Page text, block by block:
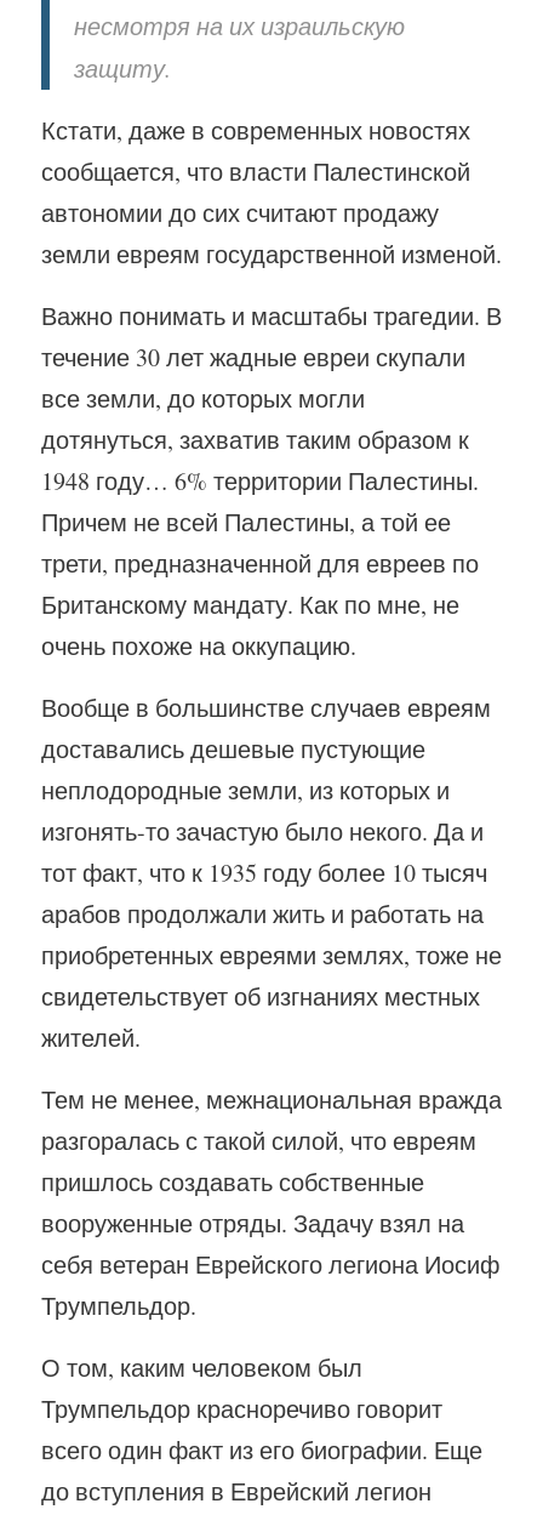
несмотря на их израильскую
защиту.
Кстати, даже в современных новостях
сообщается, что власти Палестинской
автономии до сих считают продажу
земли евреям государственной изменой.
Важно понимать и масштабы трагедии. В
течение 30 лет жадные евреи скупали
все земли, до которых могли
дотянуться, захватив таким образом к
1948 году… 6% территории Палестины.
Причем не всей Палестины, а той ее
трети, предназначенной для евреев по
Британскому мандату. Как по мне, не
очень похоже на оккупацию.
Вообще в большинстве случаев евреям
доставались дешевые пустующие
неплодородные земли, из которых и
изгонять-то зачастую было некого. Да и
тот факт, что к 1935 году более 10 тысяч
арабов продолжали жить и работать на
приобретенных евреями землях, тоже не
свидетельствует об изгнаниях местных
жителей.
Тем не менее, межнациональная вражда
разгоралась с такой силой, что евреям
пришлось создавать собственные
вооруженные отряды. Задачу взял на
себя ветеран Еврейского легиона Иосиф
Трумпельдор.
О том, каким человеком был
Трумпельдор красноречиво говорит
всего один факт из его биографии. Еще
до вступления в Еврейский легион